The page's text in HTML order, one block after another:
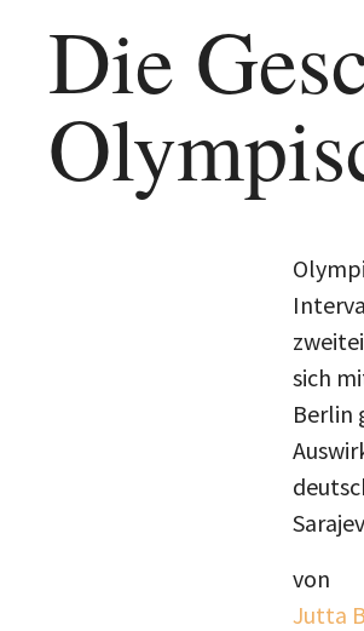
Die
sich
Berlin
von
Jutta